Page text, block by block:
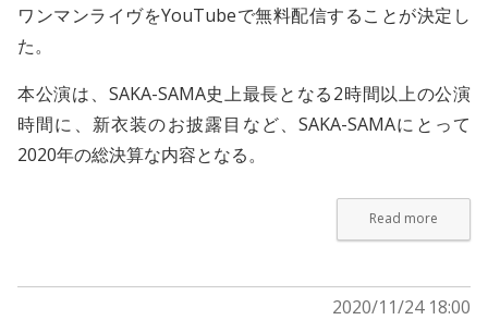
ワンマンライヴをYouTubeで無料配信することが決定し
た。
本公演は、SAKA-SAMA史上最長となる2時間以上の公演
時間に、新衣装のお披露目など、SAKA-SAMAにとって
2020年の総決算な内容となる。
Read more
2020/11/24 18:00